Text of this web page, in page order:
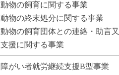
動物の飼育に関する事業
動物の終末処分に関する事業
動物の飼育団体との連絡・助言
支援に関する事業
障がい者就労継続支援B型事業